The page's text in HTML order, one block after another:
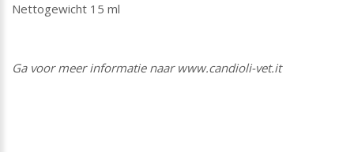
Nettogewicht 15 ml
Ga voor meer informatie naar www.candioli-vet.it